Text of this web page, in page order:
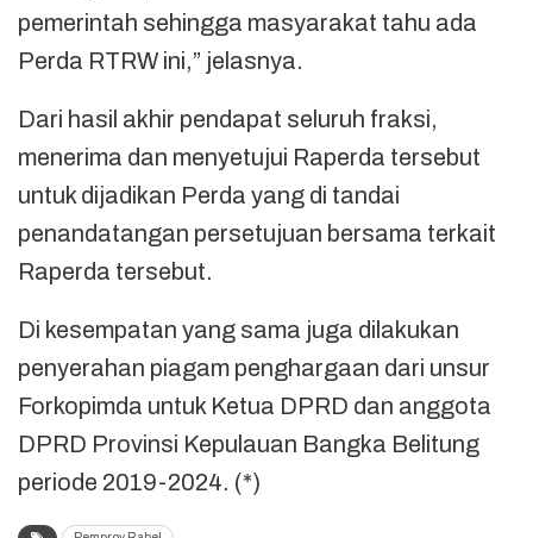
pemerintah sehingga masyarakat tahu ada
Perda RTRW ini,” jelasnya.
Dari hasil akhir pendapat seluruh fraksi,
menerima dan menyetujui Raperda tersebut
untuk dijadikan Perda yang di tandai
penandatangan persetujuan bersama terkait
Raperda tersebut.
Di kesempatan yang sama juga dilakukan
penyerahan piagam penghargaan dari unsur
Forkopimda untuk Ketua DPRD dan anggota
DPRD Provinsi Kepulauan Bangka Belitung
periode 2019-2024. (*)